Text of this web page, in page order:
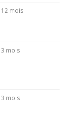
12 mois
3 mois
3 mois